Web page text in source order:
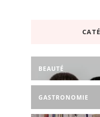
BEAUTÉ
GASTRONOMIE